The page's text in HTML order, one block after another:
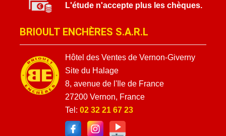
L'étude n'accepte plus les chèques.
BRIOULT ENCHÈRES S.A.R.L
Hôtel des Ventes de Vernon-Giverny
Site du Halage
8, avenue de l'Ile de France
27200 Vernon, France
Tel: 02 32 21 67 23